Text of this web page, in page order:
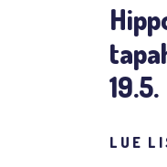
19.5.
LUE